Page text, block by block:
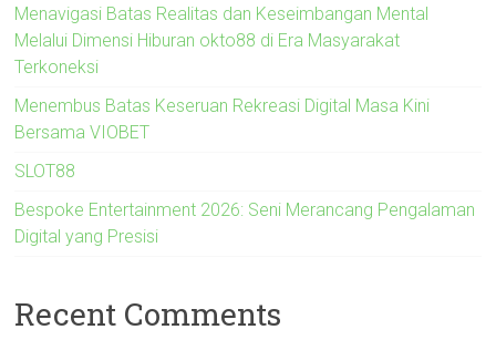
Menavigasi Batas Realitas dan Keseimbangan Mental
Melalui Dimensi Hiburan okto88 di Era Masyarakat
Terkoneksi
Menembus Batas Keseruan Rekreasi Digital Masa Kini
Bersama VIOBET
SLOT88
Bespoke Entertainment 2026: Seni Merancang Pengalaman
Digital yang Presisi
Recent Comments